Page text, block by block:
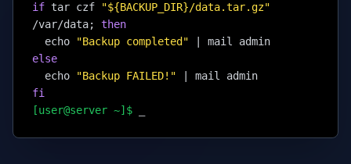
if tar czf
"${BACKUP_DIR}/data.tar.gz"
/var/data; then
echo
"Backup completed" | mail admin
else
echo
"Backup FAILED!" | mail admin
fi
[user@server ~]$